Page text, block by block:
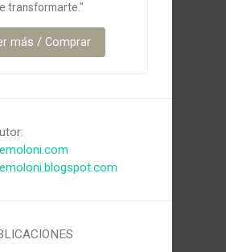
transformarte."
más / Comprar